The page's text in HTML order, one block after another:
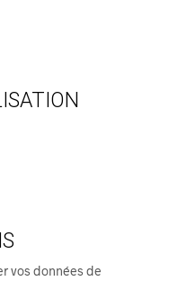
vos données de